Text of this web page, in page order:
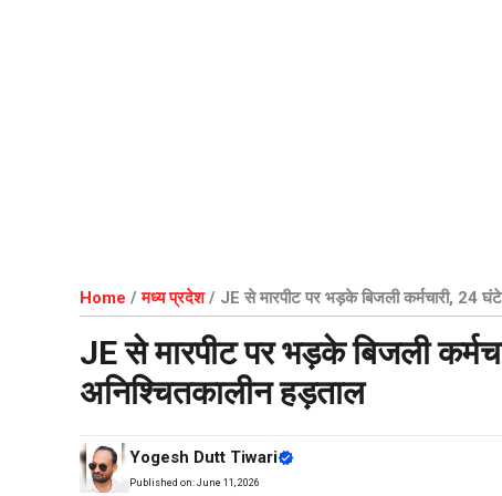
Home /मध्य प्रदेश/ JE से मारपीट पर भड़के बिजली कर्मचारी, 24
JE से मारपीट पर भड़के बिजली
अनिश्चितकालीन हड़ताल
Yogesh Dutt Tiwari
Published on: June 11, 2026